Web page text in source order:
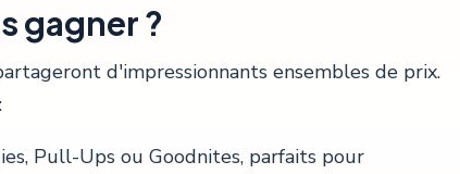
gagner ?
d'impressionnants ensembles de prix.
Pull-Ups ou Goodnites, parfaits pour